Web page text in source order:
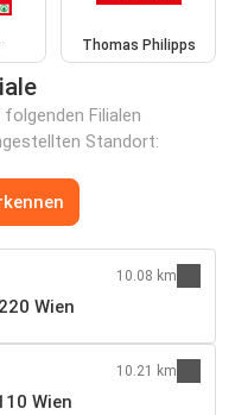
Thomas Philipps
Filialen
Standort:
Wien
10.08 km
Wien
10.21 km